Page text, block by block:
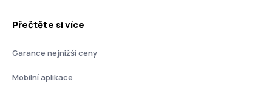
Přečtěte si více
Garance nejnižší ceny
Mobilní aplikace